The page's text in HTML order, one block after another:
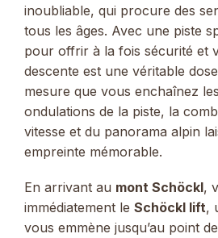
inoubliable, qui procure des
tous les âges. Avec une piste
pour offrir à la fois sécurité et
descente est une véritable
mesure que vous enchaînez
ondulations de la piste, la
vitesse et du panorama alpin
empreinte mémorable.
En arrivant au mont Schöckl,
immédiatement le Schöckl lift,
vous emmène jusqu’au point